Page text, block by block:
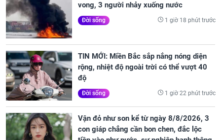
vong, 3 người nhảy xuống nước
Đời sống 1 giờ 18 phút trước
TIN MỚI: Miền Bắc sắp nắng nóng diện
rộng, nhiệt độ ngoài trời có thể vượt 40
độ
Đời sống 1 giờ 22 phút trước
Vận đỏ như son kể từ ngày 8/8/2026, 3
con giáp chẳng cần bon chen, đắc lộc